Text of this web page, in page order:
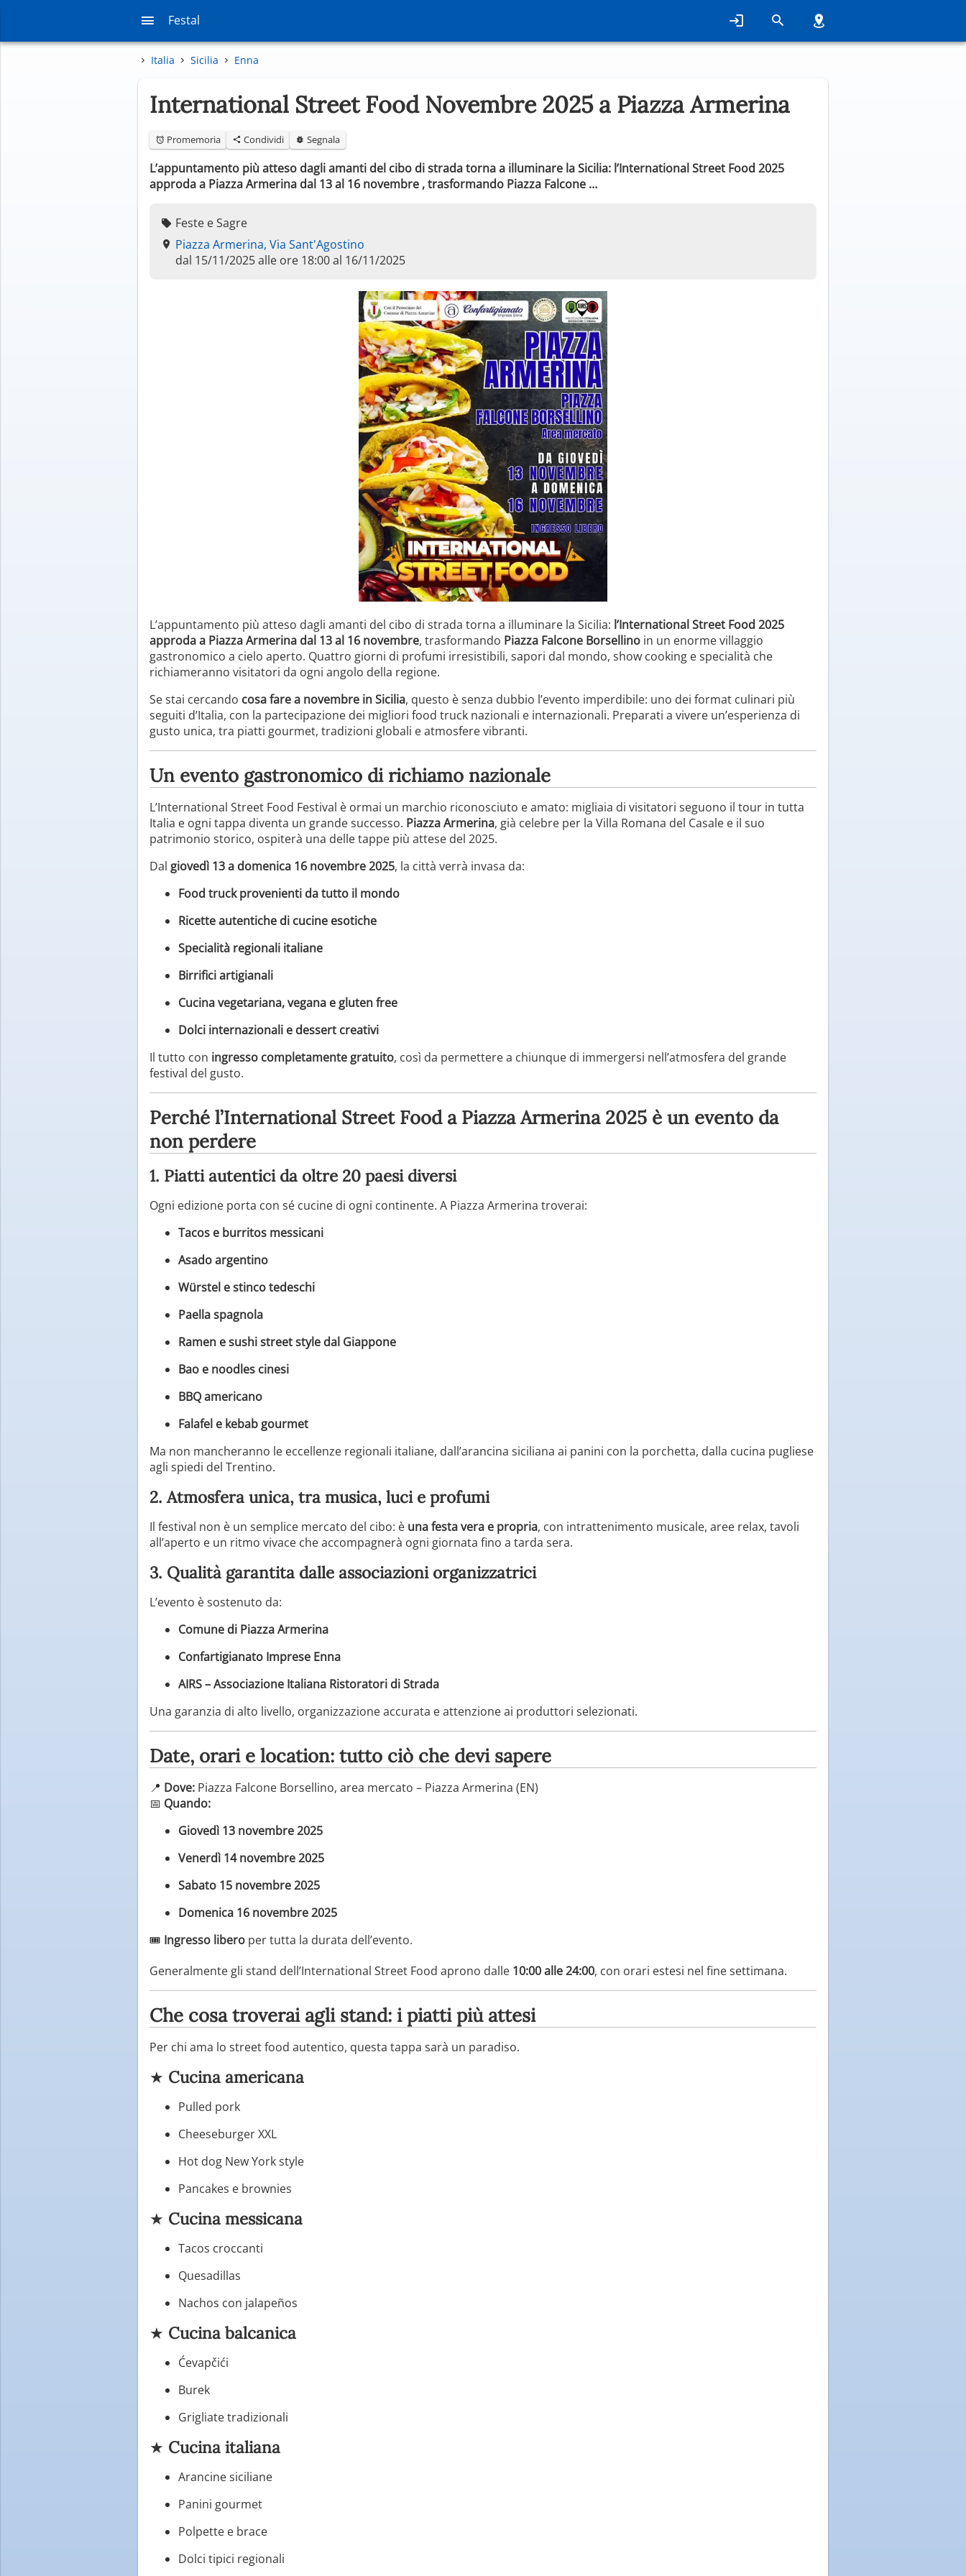
Festal
Italia Sicilia Enna
International Street Food Novembre 2025 a Piazza Armerina
Promemoria Condividi Segnala
L’appuntamento più atteso dagli amanti del cibo di strada torna a illuminare la Sicilia: l’International Street Food 2025
approda a Piazza Armerina dal 13 al 16 novembre , trasformando Piazza Falcone …
Feste e Sagre
Piazza Armerina, Via Sant'Agostino
dal 15/11/2025 alle ore 18:00 al 16/11/2025
L’appuntamento più atteso dagli amanti del cibo di strada torna a illuminare la Sicilia: l’International Street Food 2025
approda a Piazza Armerina dal 13 al 16 novembre, trasformando Piazza Falcone Borsellino in un enorme villaggio
gastronomico a cielo aperto. Quattro giorni di profumi irresistibili, sapori dal mondo, show cooking e specialità che
richiameranno visitatori da ogni angolo della regione.
Se stai cercando cosa fare a novembre in Sicilia, questo è senza dubbio l’evento imperdibile: uno dei format culinari più
seguiti d’Italia, con la partecipazione dei migliori food truck nazionali e internazionali. Preparati a vivere un’esperienza di
gusto unica, tra piatti gourmet, tradizioni globali e atmosfere vibranti.
Un evento gastronomico di richiamo nazionale
L’International Street Food Festival è ormai un marchio riconosciuto e amato: migliaia di visitatori seguono il tour in tutta
Italia e ogni tappa diventa un grande successo. Piazza Armerina, già celebre per la Villa Romana del Casale e il suo
patrimonio storico, ospiterà una delle tappe più attese del 2025.
Dal giovedì 13 a domenica 16 novembre 2025, la città verrà invasa da:
Food truck provenienti da tutto il mondo
Ricette autentiche di cucine esotiche
Specialità regionali italiane
Birrifici artigianali
Cucina vegetariana, vegana e gluten free
Dolci internazionali e dessert creativi
Il tutto con ingresso completamente gratuito, così da permettere a chiunque di immergersi nell’atmosfera del grande
festival del gusto.
Perché l’International Street Food a Piazza Armerina 2025 è un evento da
non perdere
1. Piatti autentici da oltre 20 paesi diversi
Ogni edizione porta con sé cucine di ogni continente. A Piazza Armerina troverai:
Tacos e burritos messicani
Asado argentino
Würstel e stinco tedeschi
Paella spagnola
Ramen e sushi street style dal Giappone
Bao e noodles cinesi
BBQ americano
Falafel e kebab gourmet
Ma non mancheranno le eccellenze regionali italiane, dall’arancina siciliana ai panini con la porchetta, dalla cucina pugliese
agli spiedi del Trentino.
2. Atmosfera unica, tra musica, luci e profumi
Il festival non è un semplice mercato del cibo: è una festa vera e propria, con intrattenimento musicale, aree relax, tavoli
all’aperto e un ritmo vivace che accompagnerà ogni giornata fino a tarda sera.
3. Qualità garantita dalle associazioni organizzatrici
L’evento è sostenuto da:
Comune di Piazza Armerina
Confartigianato Imprese Enna
AIRS – Associazione Italiana Ristoratori di Strada
Una garanzia di alto livello, organizzazione accurata e attenzione ai produttori selezionati.
Date, orari e location: tutto ciò che devi sapere
📍 Dove: Piazza Falcone Borsellino, area mercato – Piazza Armerina (EN)
📅 Quando:
Giovedì 13 novembre 2025
Venerdì 14 novembre 2025
Sabato 15 novembre 2025
Domenica 16 novembre 2025
🎟️ Ingresso libero per tutta la durata dell’evento.
Generalmente gli stand dell’International Street Food aprono dalle 10:00 alle 24:00, con orari estesi nel fine settimana.
Che cosa troverai agli stand: i piatti più attesi
Per chi ama lo street food autentico, questa tappa sarà un paradiso.
★ Cucina americana
Pulled pork
Cheeseburger XXL
Hot dog New York style
Pancakes e brownies
★ Cucina messicana
Tacos croccanti
Quesadillas
Nachos con jalapeños
★ Cucina balcanica
Ćevapčići
Burek
Grigliate tradizionali
★ Cucina italiana
Arancine siciliane
Panini gourmet
Polpette e brace
Dolci tipici regionali